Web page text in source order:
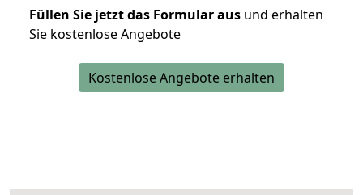
Füllen Sie jetzt das Formular aus und erhalten
Sie kostenlose Angebote
Kostenlose Angebote erhalten